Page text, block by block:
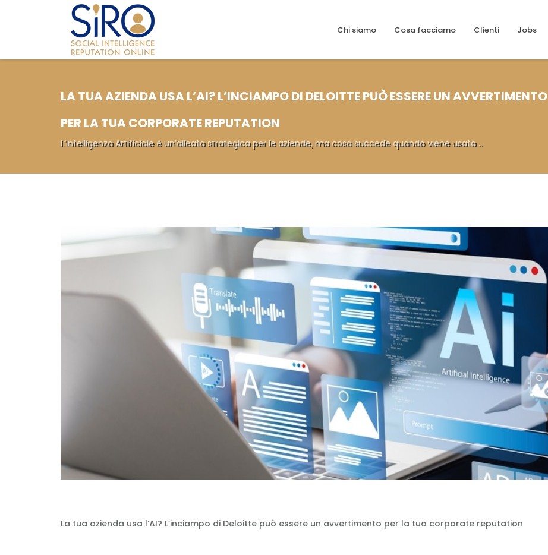
Chi siamo Cosa facciamo Clienti Jobs
LA TUA AZIENDA USA L’AI? L’INCIAMPO DI DELOITTE PUÒ ESSERE UN AVVERTIMENTO
PER LA TUA CORPORATE REPUTATION
L’Intelligenza Artificiale è un’alleata strategica per le aziende, ma cosa succede quando viene usata ...
La tua azienda usa l’AI? L’inciampo di Deloitte può essere un avvertimento per la tua corporate reputation